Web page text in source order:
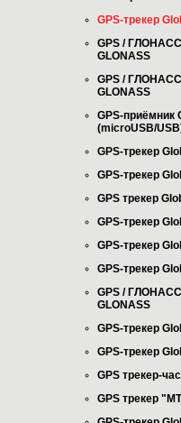
GPS-трекер
GPS / ГЛОНАСС
GLONASS
GPS / ГЛОНАСС
GLONASS
GPS-приёмник
(microUSB/
GPS-трекер
GPS-трекер
GPS трекер
GPS-трекер
GPS-трекер
GPS-трекер
GPS / ГЛОНАСС
GLONASS
GPS-трекер
GPS-трекер
GPS трекер-
GPS трекер